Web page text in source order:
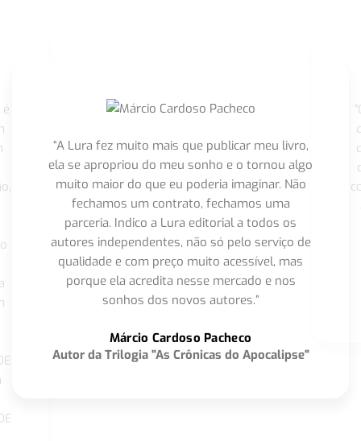
“A Lura fez muito mais que publicar meu livro,
ela se apropriou do meu sonho e o tornou algo
muito maior do que eu poderia imaginar. Não
fechamos um contrato, fechamos uma
parceria. Indico a Lura editorial a todos os
autores independentes, não só pelo serviço de
qualidade e com preço muito acessível, mas
porque ela acredita nesse mercado e nos
sonhos dos novos autores.”
Márcio Cardoso Pacheco
Autor da Trilogia "As Crônicas do Apocalipse"